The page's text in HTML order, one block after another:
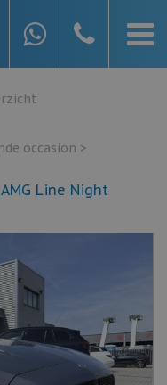
occasion >
Line Night